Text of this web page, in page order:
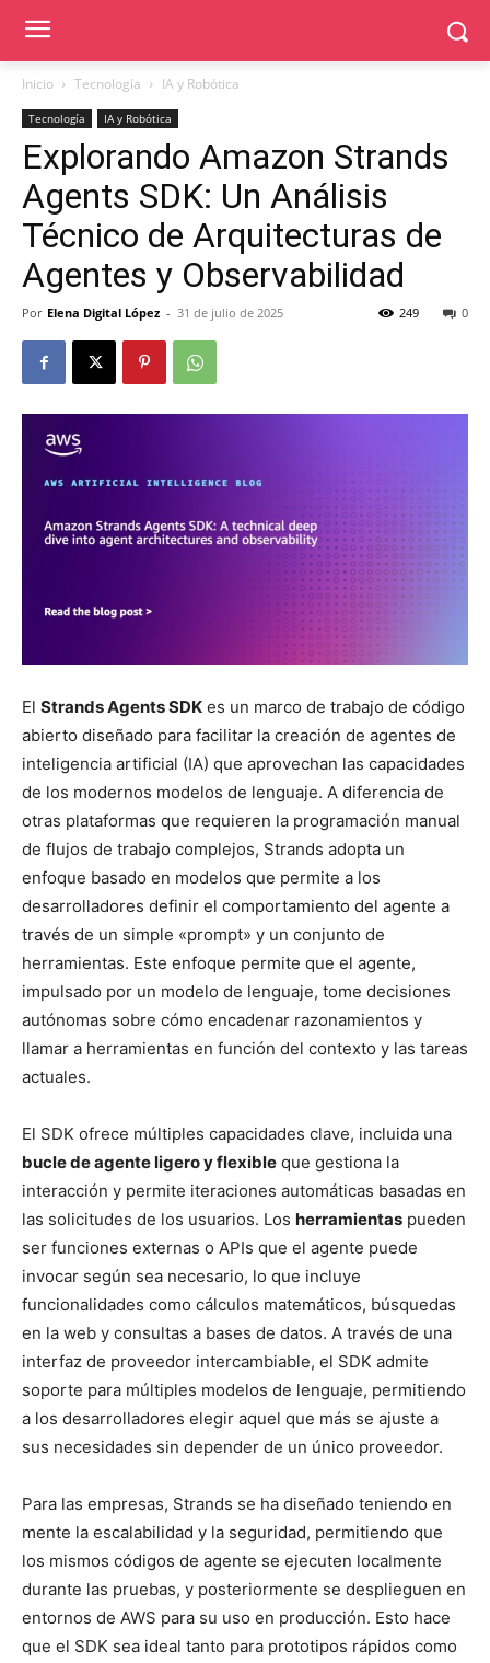
Inicio Tecnología IA y Robótica
Tecnología IA y Robótica
Explorando Amazon Strands
Agents SDK: Un Análisis
Técnico de Arquitecturas de
Agentes y Observabilidad
Por Elena Digital López - 31 de julio de 2025 0
249
El Strands Agents SDK es un marco de trabajo de código
abierto diseñado para facilitar la creación de agentes de
inteligencia artificial (IA) que aprovechan las capacidades
de los modernos modelos de lenguaje. A diferencia de
otras plataformas que requieren la programación manual
de flujos de trabajo complejos, Strands adopta un
enfoque basado en modelos que permite a los
desarrolladores definir el comportamiento del agente a
través de un simple «prompt» y un conjunto de
herramientas. Este enfoque permite que el agente,
impulsado por un modelo de lenguaje, tome decisiones
autónomas sobre cómo encadenar razonamientos y
llamar a herramientas en función del contexto y las tareas
actuales.
El SDK ofrece múltiples capacidades clave, incluida una
bucle de agente ligero y flexible que gestiona la
interacción y permite iteraciones automáticas basadas en
las solicitudes de los usuarios. Los herramientas pueden
ser funciones externas o APIs que el agente puede
invocar según sea necesario, lo que incluye
funcionalidades como cálculos matemáticos, búsquedas
en la web y consultas a bases de datos. A través de una
interfaz de proveedor intercambiable, el SDK admite
soporte para múltiples modelos de lenguaje, permitiendo
a los desarrolladores elegir aquel que más se ajuste a
sus necesidades sin depender de un único proveedor.
Para las empresas, Strands se ha diseñado teniendo en
mente la escalabilidad y la seguridad, permitiendo que
los mismos códigos de agente se ejecuten localmente
durante las pruebas, y posteriormente se desplieguen en
entornos de AWS para su uso en producción. Esto hace
que el SDK sea ideal tanto para prototipos rápidos como